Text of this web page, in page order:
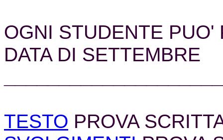
OGNI STUDENTE PUO'
DATA DI SETTEMBRE
TESTO PROVA